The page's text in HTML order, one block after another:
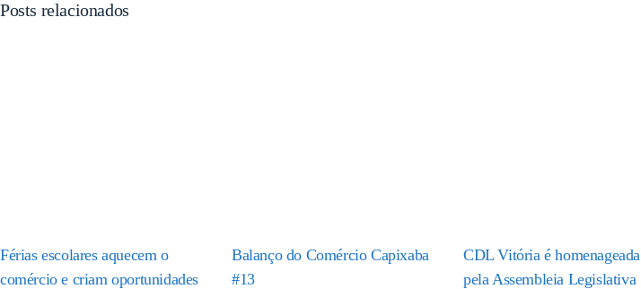
Posts relacionados
Férias escolares aquecem o
comércio e criam oportunidades
Balanço do Comércio Capixaba
#13
CDL Vitória é homenageada
pela Assembleia Legislativa